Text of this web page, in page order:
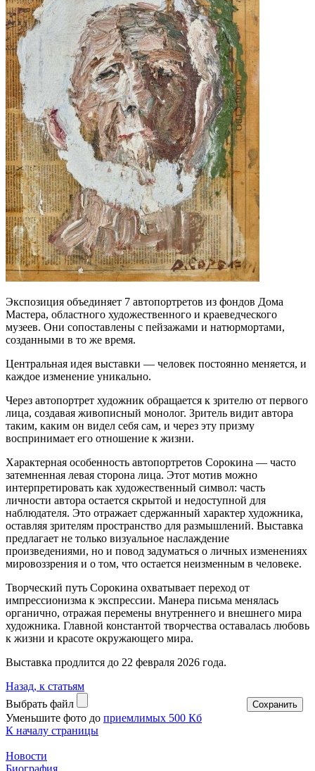
Экспозиция объединяет 7 автопортретов из фондов Дома
Мастера, областного художественного и краеведческого
музеев. Они сопоставлены с пейзажами и натюрмортами,
созданными в то же время.
Центральная идея выставки — человек постоянно меняется, и
каждое изменение уникально.
Через автопортрет художник обращается к зрителю от первого
лица, создавая живописный монолог. Зритель видит автора
таким, каким он видел себя сам, и через эту призму
воспринимает его отношение к жизни.
Характерная особенность автопортретов Сорокина — часто
затемненная левая сторона лица. Этот мотив можно
интерпретировать как художественный символ: часть
личности автора остается скрытой и недоступной для
наблюдателя. Это отражает сдержанный характер художника,
оставляя зрителям пространство для размышлений. Выставка
предлагает не только визуальное наслаждение
произведениями, но и повод задуматься о личных изменениях
мировоззрения и о том, что остается неизменным в человеке.
Творческий путь Сорокина охватывает переход от
импрессионизма к экспрессии. Манера письма менялась
органично, отражая перемены внутреннего и внешнего мира
художника. Главной константой творчества оставалась любовь
к жизни и красоте окружающего мира.
Выставка продлится до 22 февраля 2026 года.
Назад, к статьям
Выбрать файл
Уменьшите фото до приемлимых 500 Кб
К началу страницы
Новости
Биография